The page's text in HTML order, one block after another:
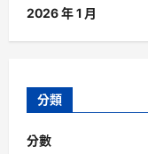
2026 年 1 月
分類
分數